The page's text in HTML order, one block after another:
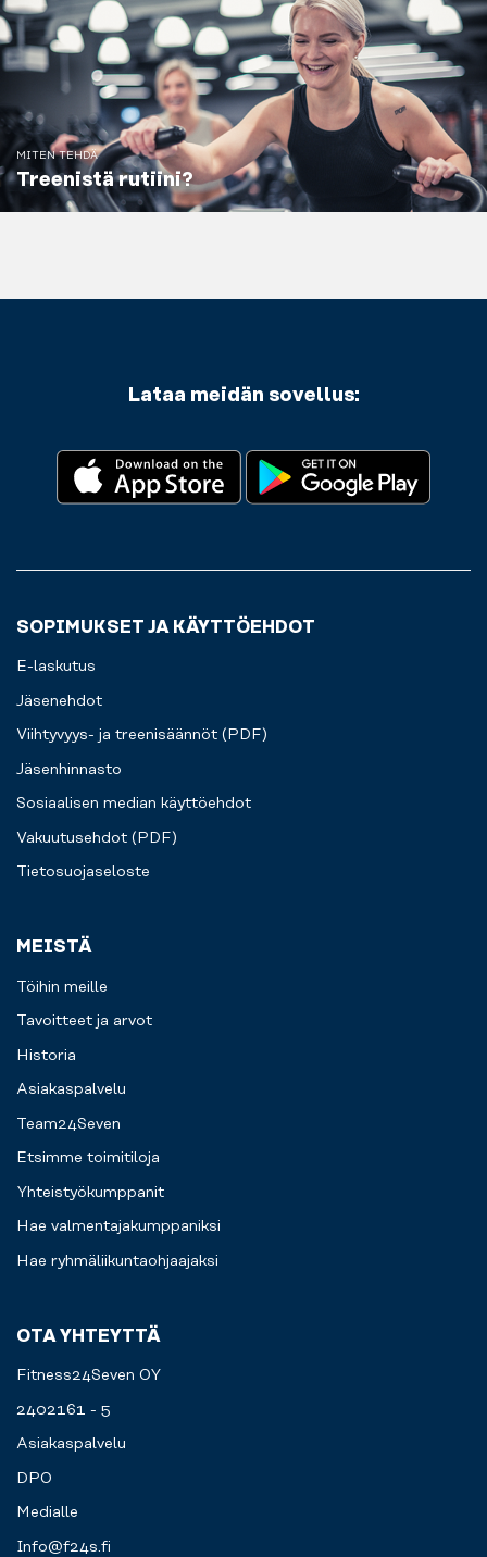
MITEN TEHDÄ
Treenistä rutiini?
Lataa meidän sovellus:
SOPIMUKSET JA KÄYTTÖEHDOT
E-laskutus
Jäsenehdot
Viihtyvyys- ja treenisäännöt (PDF)
Jäsenhinnasto
Sosiaalisen median käyttöehdot
Vakuutusehdot (PDF)
Tietosuojaseloste
MEISTÄ
Töihin meille
Tavoitteet ja arvot
Historia
Asiakaspalvelu
Team24Seven
Etsimme toimitiloja
Yhteistyökumppanit
Hae valmentajakumppaniksi
Hae ryhmäliikuntaohjaajaksi
OTA YHTEYTTÄ
Fitness24Seven OY
2402161 - 5
Asiakaspalvelu
DPO
Medialle
Info@f24s.fi